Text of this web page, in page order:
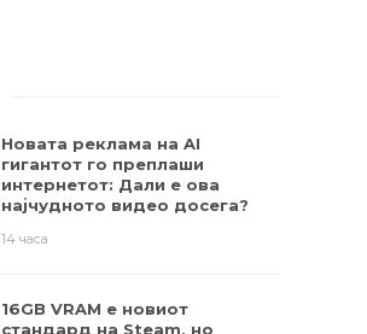
Новата реклама на AI
гигантот го преплаши
интернетот: Дали е ова
најчудното видео досега?
14 часа
16GB VRAM е новиот
стандард на Steam, но